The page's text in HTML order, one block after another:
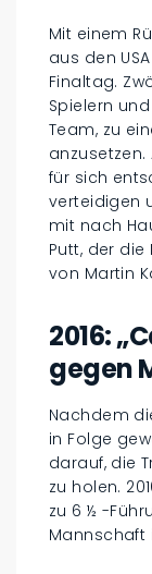
Mit einem
aus den
Finaltag.
Spielern
Team, zu
für sich
verteidigen
mit nach
Putt, der
von Martin
2016:
gegen
Nachdem
in Folge
darauf, die
zu holen.
zu 6 ½ -
Mannschaft